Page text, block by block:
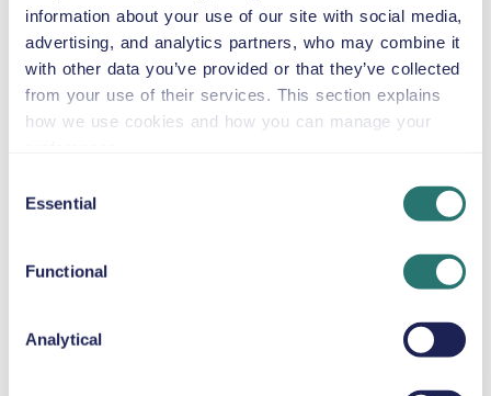
information about your use of our site with social media,
advertising, and analytics partners, who may combine it
with other data you’ve provided or that they’ve collected
from your use of their services. This section explains
how we use cookies and how you can manage your
Selection
Essential
Functional
Analytical
Automatikgetriebe
4 Türen
5 Sitze
ab 59 $ pro Tag
oder ähnliches
5 Türen
5+2 Sitze
pro Tag